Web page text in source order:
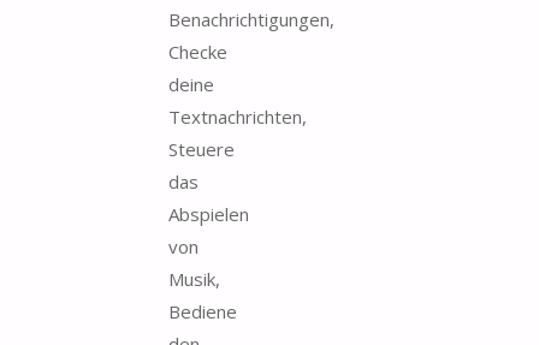
Benachrichtigungen,
Checke
deine
Textnachrichten,
Steuere
das
Abspielen
von
Musik,
Bediene